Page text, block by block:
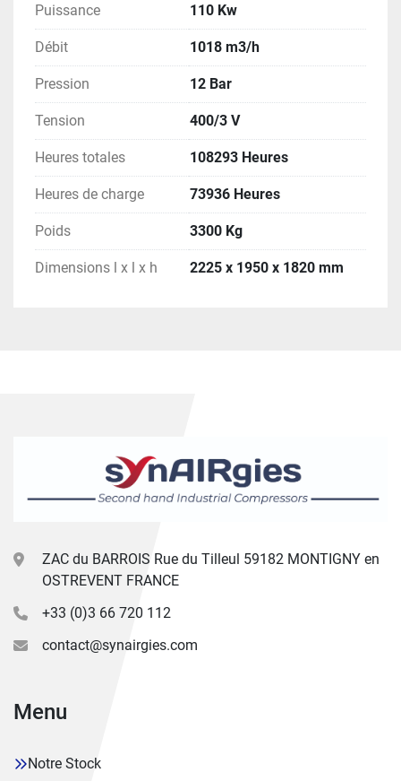
Puissance 110 Kw
Débit 1018 m3/h
Pression 12 Bar
Tension 400/3 V
Heures totales 108293 Heures
Heures de charge 73936 Heures
Poids 3300 Kg
Dimensions l x l x h 2225 x 1950 x 1820 mm
ZAC du BARROIS Rue du Tilleul 59182 MONTIGNY en
OSTREVENT FRANCE
+33 (0)3 66 720 112
contact@synairgies.com
Menu
Notre Stock